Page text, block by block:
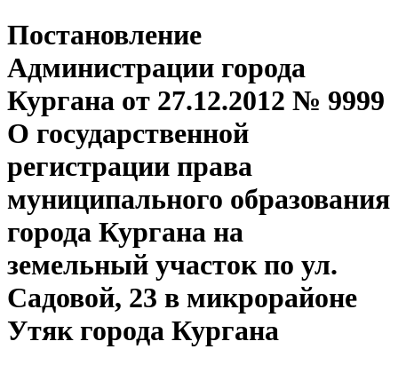
Постановление
Администрации города
Кургана от 27.12.2012 № 9999
О государственной
регистрации права
муниципального образования
города Кургана на
земельный участок по ул.
Садовой, 23 в микрорайоне
Утяк города Кургана